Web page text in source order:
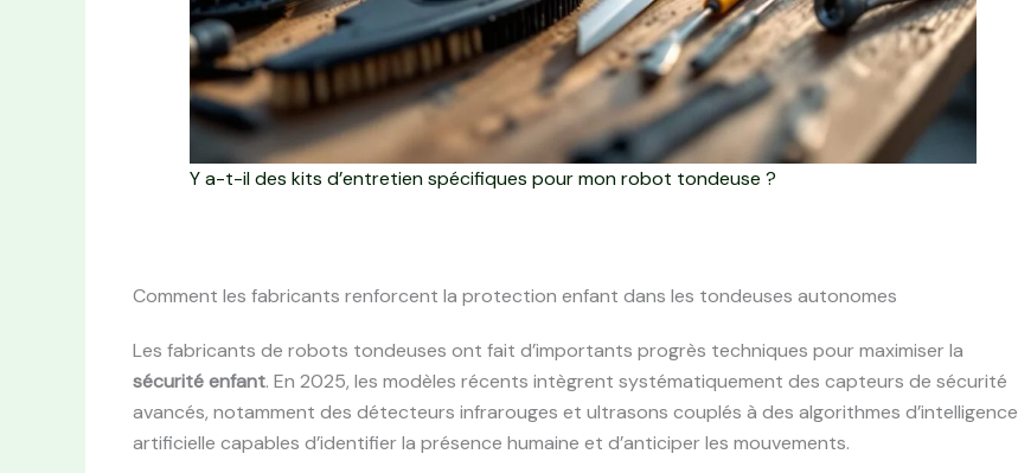
Y a-t-il des kits d’entretien spécifiques pour mon robot tondeuse ?
Comment les fabricants renforcent la protection enfant dans les tondeuses autonomes
Les fabricants de robots tondeuses ont fait d’importants progrès techniques pour maximiser la
sécurité enfant. En 2025, les modèles récents intègrent systématiquement des capteurs de sécurité
avancés, notamment des détecteurs infrarouges et ultrasons couplés à des algorithmes d’intelligence
artificielle capables d’identifier la présence humaine et d’anticiper les mouvements.